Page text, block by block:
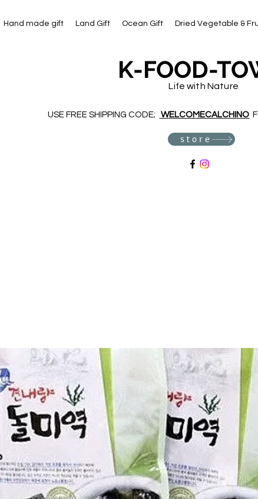
Hand made gift Land Gift Ocean Gift Dried Vegetable &
K-FOOD-
USE FREE SHIPPING CODE; WELCOMECALCHINO
store
Life with Nature